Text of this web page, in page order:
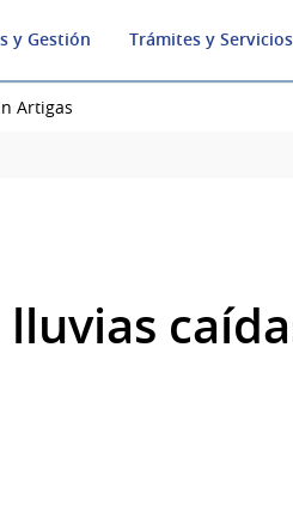
y Gestión Trámites y Servicios
Artigas